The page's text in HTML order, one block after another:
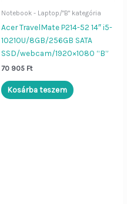
Notebook - Laptop/"B" kategória
Acer TravelMate P214-52 14″ i5-
10210U/8GB/256GB SATA
SSD/webcam/1920×1080 “B”
70 905 Ft
Kosárba teszem